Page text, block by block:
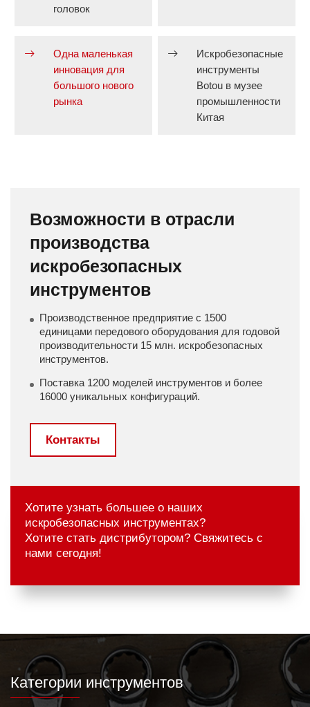
головок
Одна маленькая
инновация для
большого нового
рынка
Искробезопасные
инструменты
Botou в музее
промышленности
Китая
Возможности в отрасли
производства
искробезопасных
инструментов
Производственное предприятие с 1500
единицами передового оборудования для годовой
производительности 15 млн. искробезопасных
инструментов.
Поставка 1200 моделей инструментов и более
16000 уникальных конфигураций.
Контакты
Хотите узнать большее о наших
искробезопасных инструментах?
Хотите стать дистрибутором? Свяжитесь с
нами сегодня!
Категории инструментов